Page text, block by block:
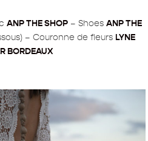
ANP THE SHOP – Shoes ANP THE
– Couronne de fleurs LYNE
BORDEAUX